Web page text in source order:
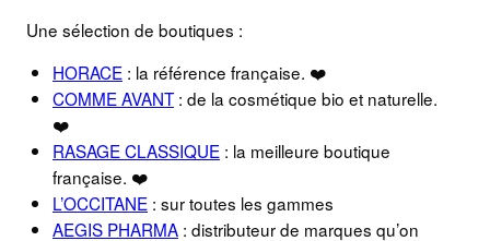
Une sélection de boutiques :
HORACE : la référence française. ❤️
COMME AVANT : de la cosmétique bio et naturelle.
❤️
RASAGE CLASSIQUE : la meilleure boutique
française. ❤️
L’OCCITANE : sur toutes les gammes
AEGIS PHARMA : distributeur de marques qu’on